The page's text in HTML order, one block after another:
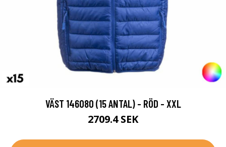
VÄST 146080 (15 ANTAL) - RÖD - XXL
2709.4 SEK